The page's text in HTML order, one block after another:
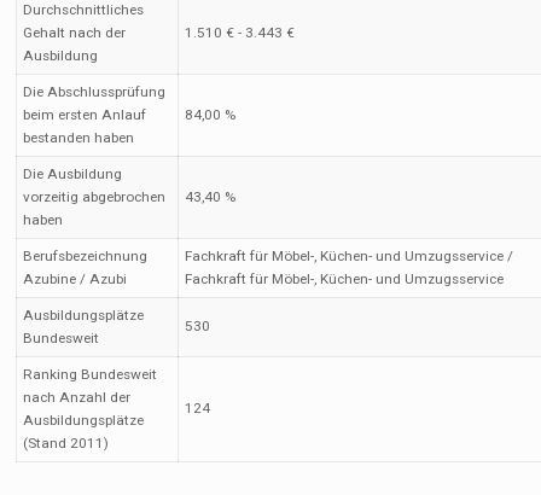
Durchschnittliches
Gehalt nach der
Ausbildung
1.510 € - 3.443 €
Die Abschlussprüfung
beim ersten Anlauf
bestanden haben
84,00 %
Die Ausbildung
vorzeitig abgebrochen
haben
43,40 %
Berufsbezeichnung
Azubine / Azubi
Fachkraft für Möbel-, Küchen- und Umzugsservice /
Fachkraft für Möbel-, Küchen- und Umzugsservice
Ausbildungsplätze
Bundesweit
530
Ranking Bundesweit
nach Anzahl der
Ausbildungsplätze
(Stand 2011)
124